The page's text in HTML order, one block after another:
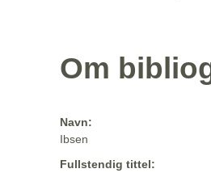
Om
Navn:
Ibsen
Fullstendig tittel: